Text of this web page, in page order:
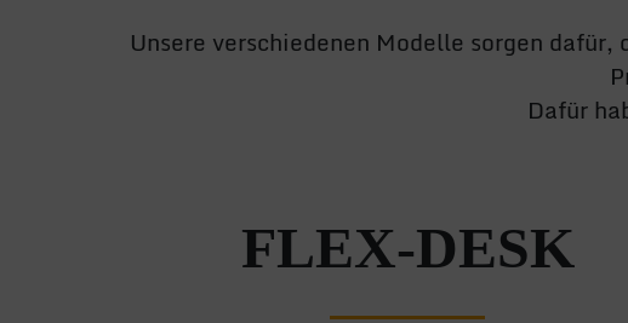
Unsere verschiedenen Modelle sorgen
Dafür
FLEX-DESK